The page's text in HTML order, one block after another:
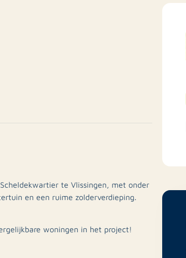
te Vlissingen, met onder
en een ruime zolderverdieping.
woningen in het project!